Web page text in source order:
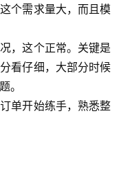
个需求量大，而且模
，这个正常。关键是
看仔细，大部分时候
。
单开始练手，熟悉整